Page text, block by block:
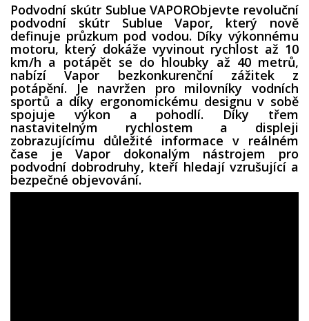
Podvodní skútr Sublue VAPORObjevte revoluční
podvodní skútr Sublue Vapor, který nově
definuje průzkum pod vodou. Díky výkonnému
motoru, který dokáže vyvinout rychlost až 10
km/h a potápět se do hloubky až 40 metrů,
nabízí Vapor bezkonkurenční zážitek z
potápění. Je navržen pro milovníky vodních
sportů a díky ergonomickému designu v sobě
spojuje výkon a pohodlí. Díky třem
nastavitelným rychlostem a displeji
zobrazujícímu důležité informace v reálném
čase je Vapor dokonalým nástrojem pro
podvodní dobrodruhy, kteří hledají vzrušující a
bezpečné objevování.